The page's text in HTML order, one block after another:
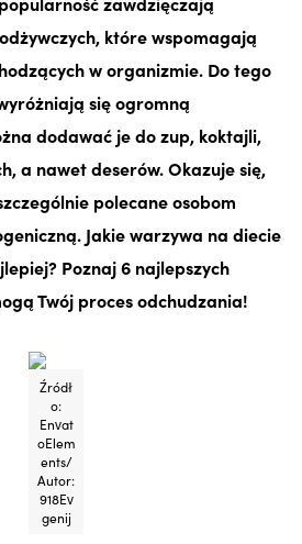
które wspomagają
w organizmie. Do tego
się ogromną
dodawać je do zup, koktajli,
a nawet deserów. Okazuje się,
polecane osobom
Jakie warzywa na diecie
Poznaj 6 najlepszych
Twój proces odchudzania!
Źródł
o:
Envat
oElem
ents/
Autor:
918Ev
genij